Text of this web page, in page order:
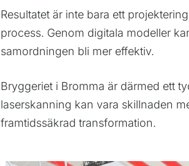
Resultatet är inte bara ett
process. Genom digitala modeller
samordningen bli mer effektiv.
Bryggeriet i Bromma är därmed ett
laserskanning kan vara skillnaden
framtidssäkrad transformation.